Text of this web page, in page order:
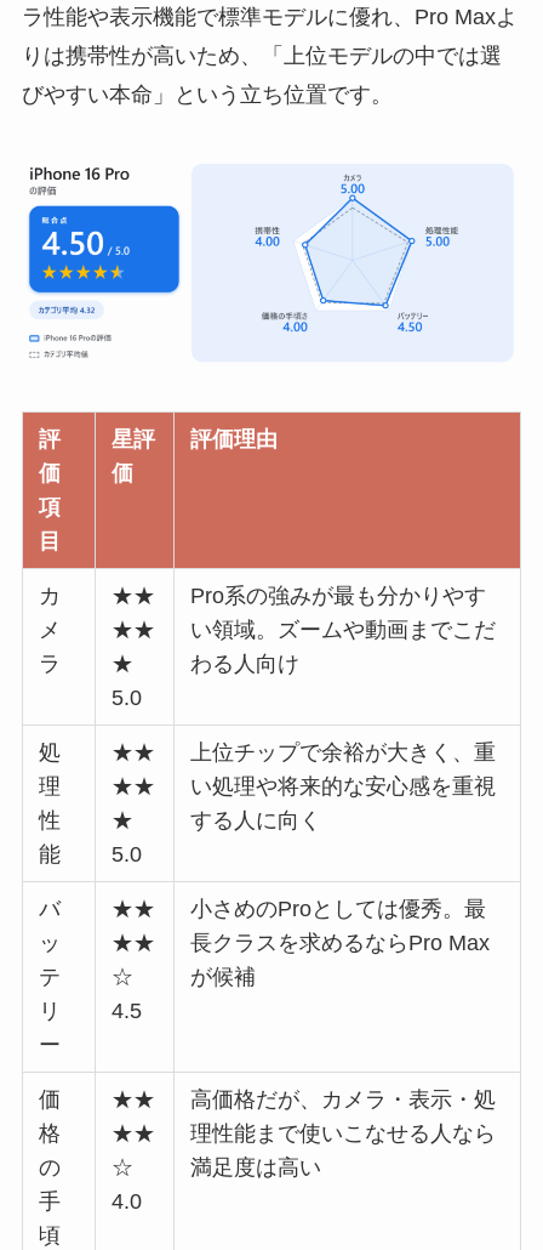
ラ性能や表示機能で標準モデルに優れ、Pro Maxよ
りは携帯性が高いため、「上位モデルの中では選
びやすい本命」という立ち位置です。
評
価
項
目
星評
価
評価理由
カ
メ
ラ
★★
★★
★
5.0
Pro系の強みが最も分かりやす
い領域。ズームや動画までこだ
わる人向け
処
理
性
能
★★
★★
★
5.0
上位チップで余裕が大きく、重
い処理や将来的な安心感を重視
する人に向く
バ
ッ
テ
リ
ー
★★
★★
☆
4.5
小さめのProとしては優秀。最
長クラスを求めるならPro Max
が候補
価
格
の
手
頃
★★
★★
☆
4.0
高価格だが、カメラ・表示・処
理性能まで使いこなせる人なら
満足度は高い